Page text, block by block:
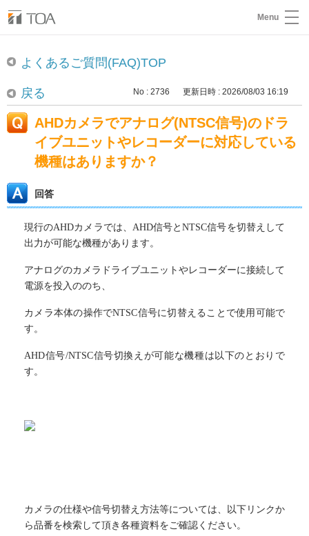
Menu
よくあるご質問(FAQ)TOP
戻る No : 2736 更新日時 : 2026/08/03 16:19
AHDカメラでアナログ(NTSC信号)のドラ
イブユニットやレコーダーに対応している
機種はありますか？
回答
現行のAHDカメラでは、AHD信号とNTSC信号を切替えして
出力が可能な機種があります。
アナログのカメラドライブユニットやレコーダーに接続して
電源を投入ののち、
カメラ本体の操作でNTSC信号に切替えることで使用可能で
す。
AHD信号/NTSC信号切換えが可能な機種は以下のとおりで
す。
カメラの仕様や信号切替え方法等については、以下リンクか
ら品番を検索して頂き各種資料をご確認ください。